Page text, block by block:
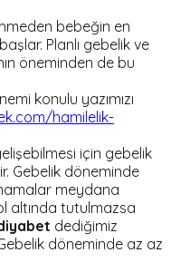
bebeğin en
Planlı gebelik ve
öneminden de bu
konulu yazımızı
hamilelik-
için gebelik
Gebelik döneminde
meydana
altında tutulmazsa
dediğimiz
döneminde az az